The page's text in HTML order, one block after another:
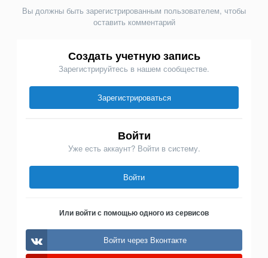
Вы должны быть зарегистрированным пользователем, чтобы
оставить комментарий
Создать учетную запись
Зарегистрируйтесь в нашем сообществе.
Зарегистрироваться
Войти
Уже есть аккаунт? Войти в систему.
Войти
Или войти с помощью одного из сервисов
Войти через Вконтакте